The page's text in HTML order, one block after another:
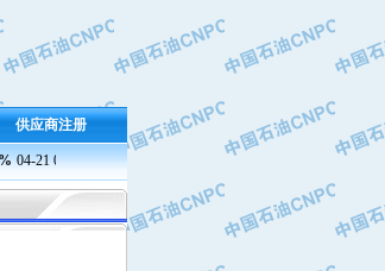
供应商注册
21 09:23 兰州石化成功产出新国标半精炼石蜡 04-21 09:37